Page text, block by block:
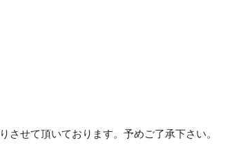
させて頂いております。予めご了承下さい。